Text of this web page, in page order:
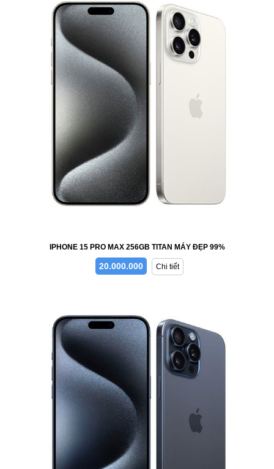
IPHONE 15 PRO MAX 256GB TITAN MÁY ĐẸP 99%
20.000.000 Chi tiết